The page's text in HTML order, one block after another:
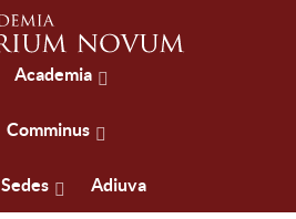
Academia
Comminus
Sedes Adiuva